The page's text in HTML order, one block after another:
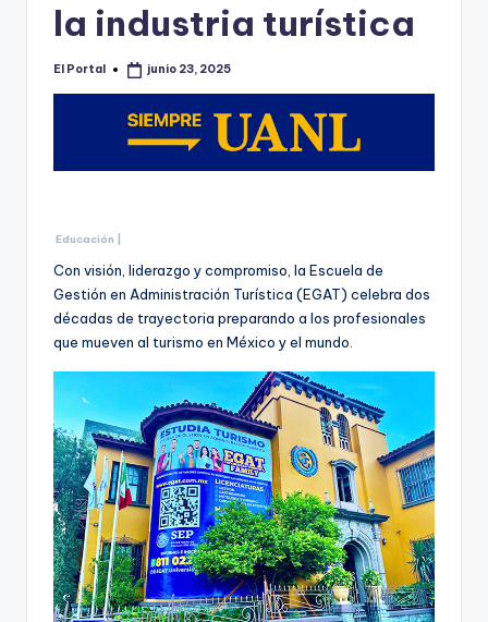
la industria turística
Publicado
El Portal junio 23, 2025
Educación |
Con visión, liderazgo y compromiso, la Escuela de
Gestión en Administración Turística (EGAT) celebra dos
décadas de trayectoria preparando a los profesionales
que mueven al turismo en México y el mundo.